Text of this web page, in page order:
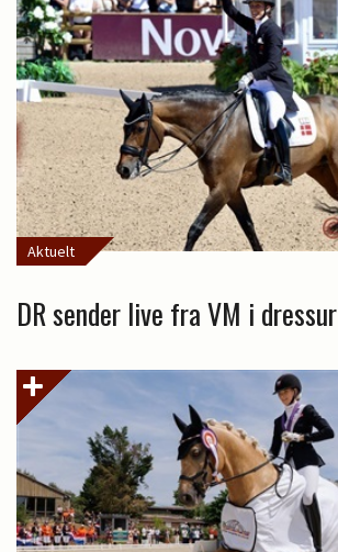
Aktuelt
DR sender live fra VM i dressur